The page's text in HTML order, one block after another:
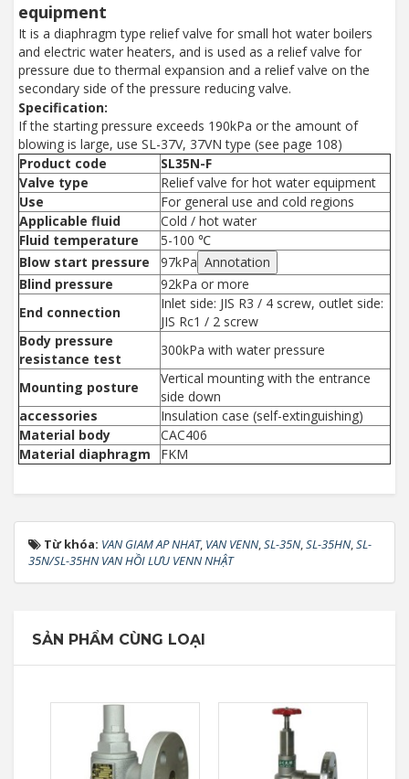
equipment
It is a diaphragm type relief valve for small hot water boilers
and electric water heaters, and is used as a relief valve for
pressure due to thermal expansion and a relief valve on the
secondary side of the pressure reducing valve.
Specification:
If the starting pressure exceeds 190kPa or the amount of
blowing is large, use SL-37V, 37VN type (see page 108)
Product code
SL35N-F
Valve type
Relief valve for hot water equipment
Use
For general use and cold regions
Applicable fluid
Cold / hot water
Fluid temperature
5-100 ℃
Blow start pressure
97kPa Annotation
Blind pressure
92kPa or more
End connection
Inlet side: JIS R3 / 4 screw, outlet side:
JIS Rc1 / 2 screw
Body pressure
resistance test
300kPa with water pressure
Mounting posture
Vertical mounting with the entrance
side down
accessories
Insulation case (self-extinguishing)
Material body
CAC406
Material diaphragm
FKM
Từ khóa: VAN GIAM AP NHAT, VAN VENN,SL-35N,SL-35HN,SL-
35N/SL-35HN VAN HỒI LƯU VENN NHẬT
SẢN PHẨM CÙNG LOẠI